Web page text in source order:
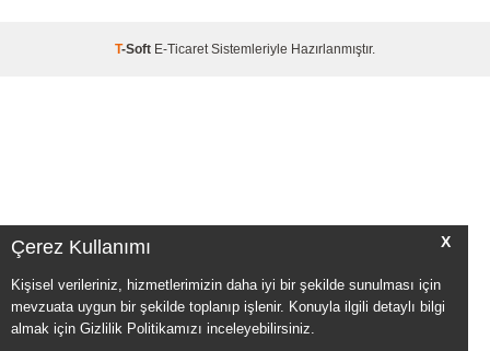
X
Çerez Kullanımı
Kişisel verileriniz, hizmetlerimizin daha iyi bir şekilde sunulması için
mevzuata uygun bir şekilde toplanıp işlenir. Konuyla ilgili detaylı bilgi
almak için Gizlilik Politikamızı inceleyebilirsiniz.
T-Soft E-TicaretSistemleriyle Hazırlanmıştır.